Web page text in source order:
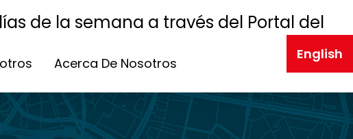
de la semana a través del Portal del
Acerca De Nosotros
English